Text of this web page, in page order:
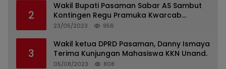
2
Wakil Bupati Pasaman Sabar AS Sambut
Kontingen Regu Pramuka Kwarcab
Pasaman
23/05/2023 956
3
Wakil ketua DPRD Pasaman, Danny Ismaya
Terima Kunjungan Mahasiswa KKN Unand.
05/08/2023 808